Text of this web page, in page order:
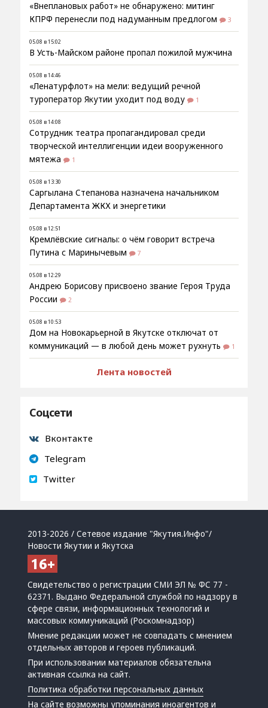
«Внеплановых работ» не обнаружено: митинг
КПРФ перенесли под надуманным предлогом
3
05.08 в 15:02
В Усть-Майском районе пропал пожилой мужчина
05.08 в 14:46
«Ленатурфлот» на мели: ведущий речной
туроператор Якутии уходит под воду
1
05.08 в 14:08
Сотрудник театра пропагандировал среди
творческой интеллигенции идеи вооруженного
мятежа
1
05.08 в 13:30
Саргылана Степанова назначена начальником
Департамента ЖКХ и энергетики
05.08 в 12:51
Кремлёвские сигналы: о чём говорит встреча
Путина с Маринычевым
7
05.08 в 12:29
Андрею Борисову присвоено звание Героя Труда
России
2
05.08 в 10:53
Дом на Новокарьерной в Якутске отключат от
коммуникаций — в любой день может рухнуть
1
Лента новостей
Соцсети
Вконтакте
Telegram
Twitter
2013-2026 / Сетевое издание "Якутия.Инфо"/
Новости Якутии и Якутска
Свидетельство о регистрации СМИ ЭЛ № ФС 77 -
62371. Выдано Федеральной службой по надзору в
сфере связи, информационных технологий и
массовых коммуникаций (Роскомнадзор)
Мнение редакции может не совпадать с мнением
отдельных авторов и героев публикаций.
При использовании материалов обязательна
активная ссылка на сайт.
Политика обработки персональных данных
На сайте возможны упоминанияиноагентов и